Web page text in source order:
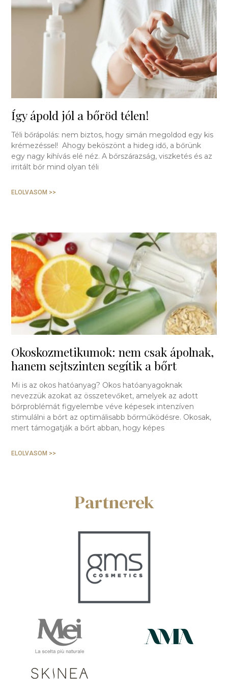
Így ápold jól a bőröd télen!
Téli bőrápolás: nem biztos, hogy simán megoldod egy kis
krémezéssel! Ahogy beköszönt a hideg idő, a bőrünk
egy nagy kihívás elé néz. A bőrszárazság, viszketés és az
irritált bőr mind olyan téli
ELOLVASOM >>
Okoskozmetikumok: nem csak ápolnak,
hanem sejtszinten segítik a bőrt
Mi is az okos hatóanyag? Okos hatóanyagoknak
nevezzük azokat az összetevőket, amelyek az adott
bőrproblémát figyelembe véve képesek intenzíven
stimulálni a bőrt az optimálisabb bőrműködésre. Okosak,
mert támogatják a bőrt abban, hogy képes
ELOLVASOM >>
Partnerek